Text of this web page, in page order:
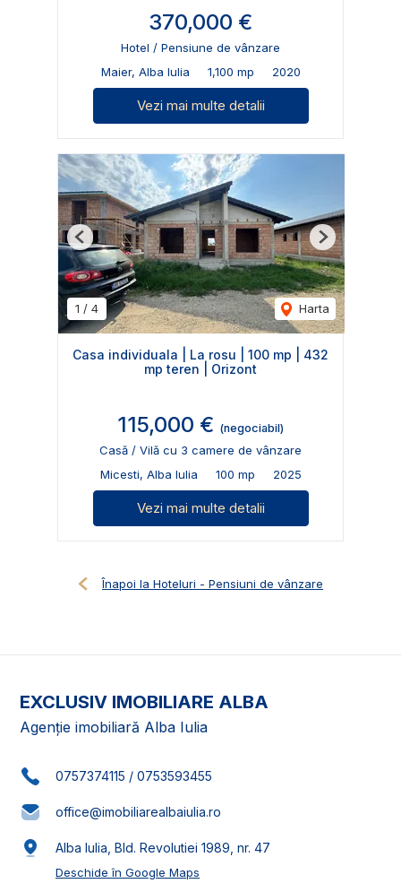
370,000 €
Hotel / Pensiune de vânzare
Maier, Alba Iulia
1,100 mp 2020
Vezi mai multe detalii
1 / 4 Harta
Previous Next
Casa individuala | La rosu | 100 mp | 432
mp teren | Orizont
115,000 € (negociabil)
Casă / Vilă cu 3 camere de vânzare
Micesti, Alba Iulia
100 mp 2025
Vezi mai multe detalii
Înapoi la Hoteluri - Pensiuni de vânzare
EXCLUSIV IMOBILIARE ALBA
Agenție imobiliară Alba Iulia
0757374115 / 0753593455
office@imobiliarealbaiulia.ro
Alba Iulia, Bld. Revolutiei 1989, nr. 47
Deschide în Google Maps